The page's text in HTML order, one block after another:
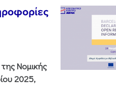
Νομικής
2025,